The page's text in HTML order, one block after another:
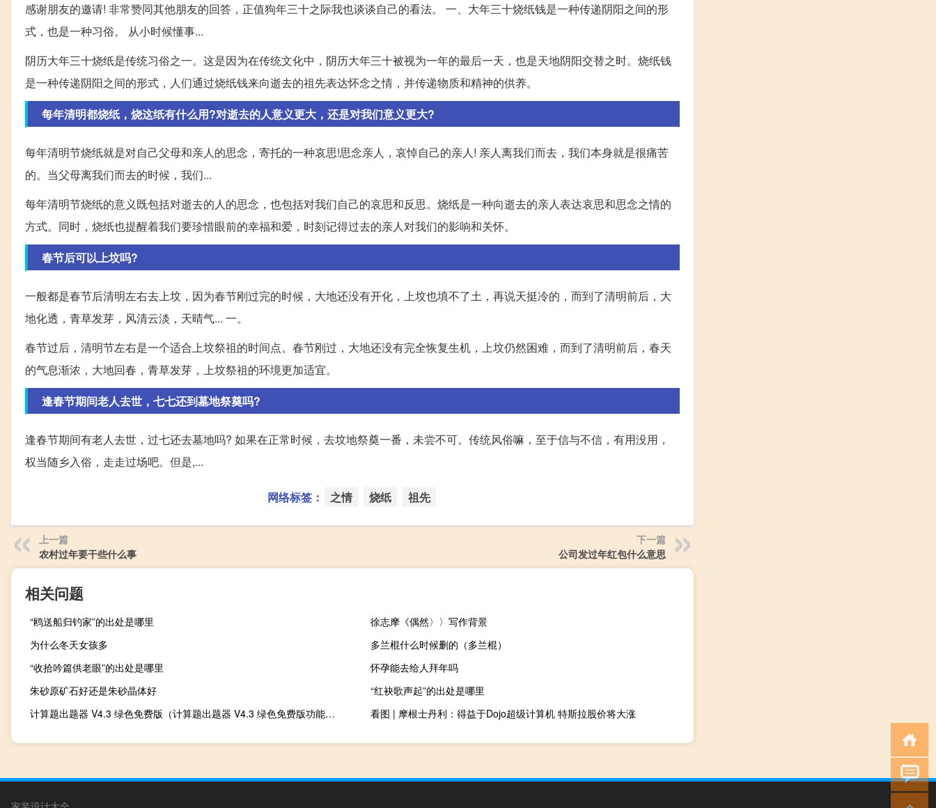
感谢朋友的邀请! 非常赞同其他朋友的回答，正值狗年三十之际我也谈谈自己的看法。 一、大年三十烧纸钱是一种传递阴阳之间的形
式，也是一种习俗。 从小时候懂事...
阴历大年三十烧纸是传统习俗之一。这是因为在传统文化中，阴历大年三十被视为一年的最后一天，也是天地阴阳交替之时。烧纸钱
是一种传递阴阳之间的形式，人们通过烧纸钱来向逝去的祖先表达怀念之情，并传递物质和精神的供养。
每年清明都烧纸，烧这纸有什么用?对逝去的人意义更大，还是对我们意义更大?
每年清明节烧纸就是对自己父母和亲人的思念，寄托的一种哀思!思念亲人，哀悼自己的亲人! 亲人离我们而去，我们本身就是很痛苦
的。当父母离我们而去的时候，我们...
每年清明节烧纸的意义既包括对逝去的人的思念，也包括对我们自己的哀思和反思。烧纸是一种向逝去的亲人表达哀思和思念之情的
方式。同时，烧纸也提醒着我们要珍惜眼前的幸福和爱，时刻记得过去的亲人对我们的影响和关怀。
春节后可以上坟吗?
一般都是春节后清明左右去上坟，因为春节刚过完的时候，大地还没有开化，上坟也填不了土，再说天挺冷的，而到了清明前后，大
地化透，青草发芽，风清云淡，天晴气... 一。
春节过后，清明节左右是一个适合上坟祭祖的时间点。春节刚过，大地还没有完全恢复生机，上坟仍然困难，而到了清明前后，春天
的气息渐浓，大地回春，青草发芽，上坟祭祖的环境更加适宜。
逢春节期间老人去世，七七还到墓地祭奠吗?
逢春节期间有老人去世，过七还去墓地吗? 如果在正常时候，去坟地祭奠一番，未尝不可。传统风俗嘛，至于信与不信，有用没用，
权当随乡入俗，走走过场吧。但是,...
网络标签： 之情 烧纸 祖先
上一篇
农村过年要干些什么事
下一篇
公司发过年红包什么意思
相关问题
“鸥送船归钓家”的出处是哪里
徐志摩《偶然〉〉写作背景
为什么冬天女孩多
多兰棍什么时候删的（多兰棍）
“收拾吟篇供老眼”的出处是哪里
怀孕能去给人拜年吗
朱砂原矿石好还是朱砂晶体好
“红袂歌声起”的出处是哪里
计算题出题器 V4.3 绿色免费版（计算题出题器 V4.3 绿色免费版功能简介）
看图 | 摩根士丹利：得益于Dojo超级计算机 特斯拉股价将大涨